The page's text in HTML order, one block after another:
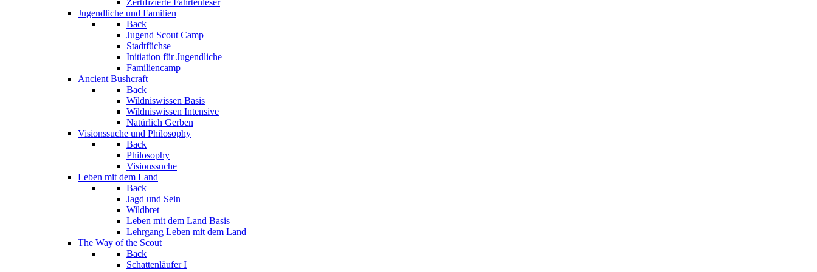
Jugendliche und Familien
Back
Jugend Scout Camp
Stadtfüchse
Initiation für Jugendliche
Familiencamp
Ancient Bushcraft
Back
Wildniswissen Basis
Wildniswissen Intensive
Natürlich Gerben
Visionssuche und Philosophy
Back
Philosophy
Visionssuche
Leben mit dem Land
Back
Jagd und Sein
Wildbret
Leben mit dem Land Basis
Lehrgang Leben mit dem Land
The Way of the Scout
Back
Schattenläufer I